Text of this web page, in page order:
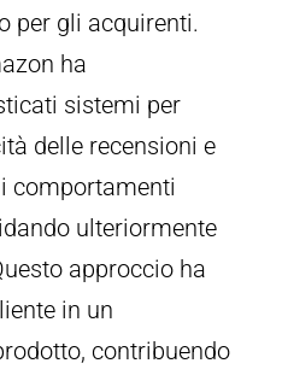
per gli acquirenti.
ha
sistemi per
delle recensioni e
comportamenti
ulteriormente
approccio ha
in un
contribuendo